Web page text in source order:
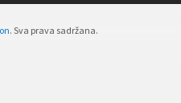
. Sva prava sadržana.